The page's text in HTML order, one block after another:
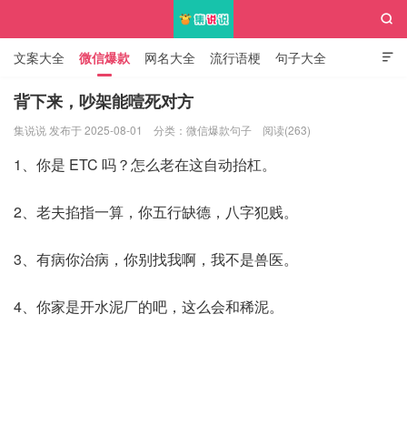

文案大全 微信爆款 网名大全 流行语梗 句子大全
知识大全

背下来，吵架能噎死对方
集说说 发布于 2025-08-01 分类： 微信爆款句子 阅读(263)
1、你是 ETC 吗？怎么老在这自动抬杠。
2、老夫掐指一算，你五行缺德，八字犯贱。
3、有病你治病，你别找我啊，我不是兽医。
4、你家是开水泥厂的吧，这么会和稀泥。